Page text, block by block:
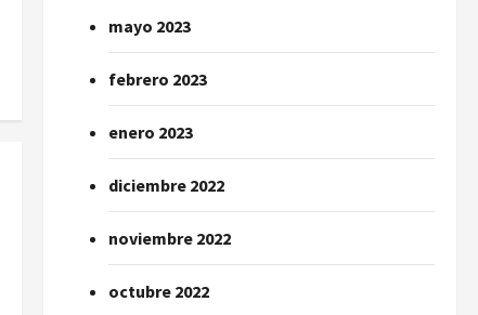
mayo 2023
febrero 2023
enero 2023
diciembre 2022
noviembre 2022
octubre 2022